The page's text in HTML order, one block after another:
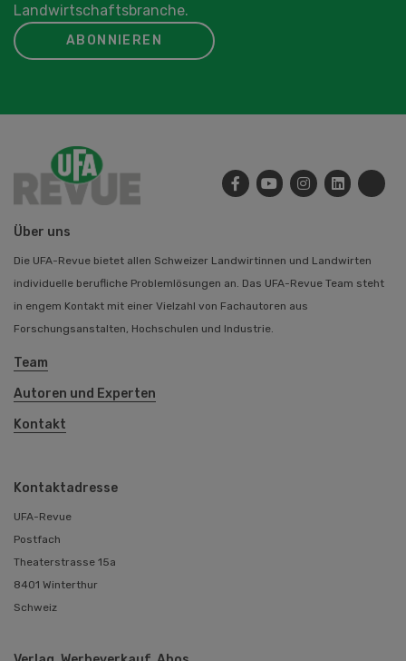
Landwirtschaftsbranche.
ABONNIEREN
Über uns
Die UFA-Revue bietet allen Schweizer Landwirtinnen und Landwirten
individuelle berufliche Problemlösungen an. Das UFA-Revue Team steht
in engem Kontakt mit einer Vielzahl von Fachautoren aus
Forschungsanstalten, Hochschulen und Industrie.
Team
Autoren und Experten
Kontakt
Kontaktadresse
UFA-Revue
Postfach
Theaterstrasse 15a
8401 Winterthur
Schweiz